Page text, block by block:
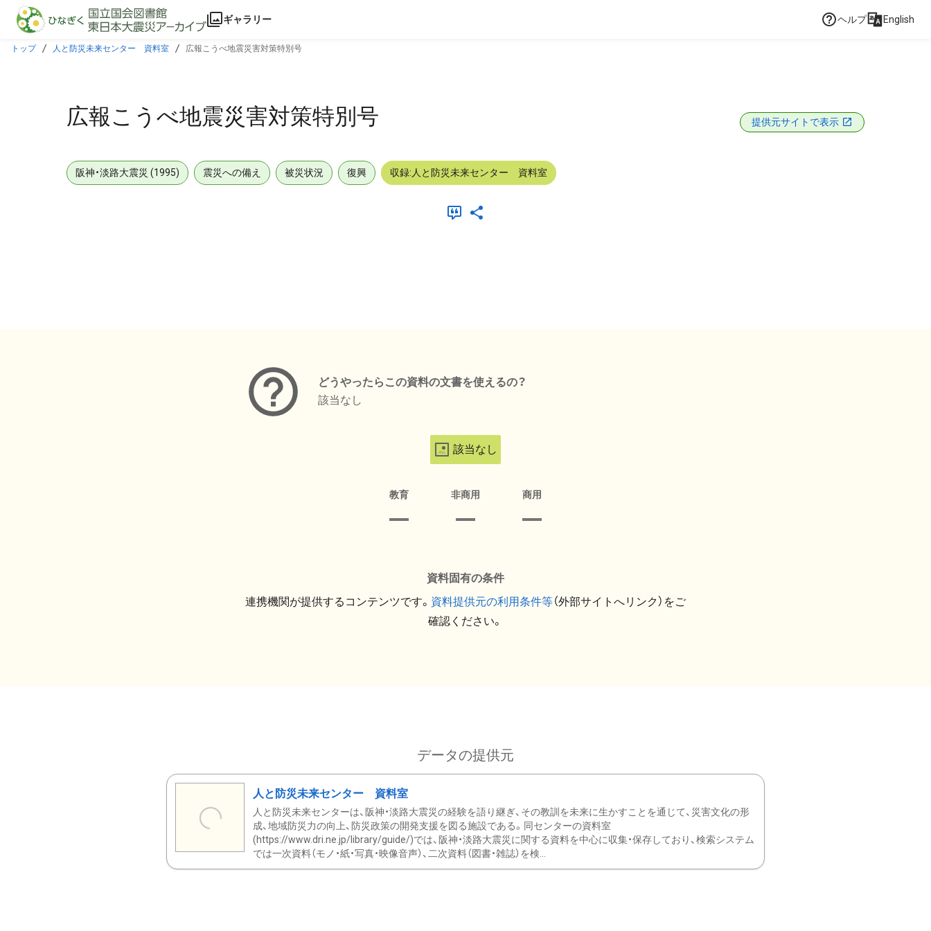
本文に飛ぶ
ギャラリー ヘルプ English
トップ 人と防災未来センター 資料室 広報こうべ地震災害対策特別号
広報こうべ地震災害対策特別号 提供元サイトで表示
阪神・淡路大震災 (1995) 震災への備え 被災状況 復興 収録:人と防災未来センター 資料室
どうやったらこの資料の文書を使えるの？
該当なし
該当なし
教育 非商用 商用
資料固有の条件
連携機関が提供するコンテンツです。 資料提供元の利用条件等（外部サイトへリンク）をご
確認ください。
データの提供元
人と防災未来センター 資料室
人と防災未来センターは、阪神・淡路大震災の経験を語り継ぎ、その教訓を未来に生かすことを通じて、災害文化の形
成、地域防災力の向上、防災政策の開発支援を図る施設である。同センターの資料室
(https://www.dri.ne.jp/library/guide/)では、阪神・淡路大震災に関する資料を中心に収集・保存しており、検索システム
では一次資料（モノ・紙・写真・映像音声）、二次資料（図書・雑誌）を検...